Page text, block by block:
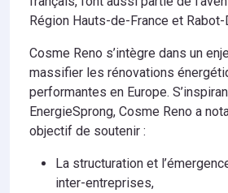
Région Hauts-de-France et Rabot-
Cosme Reno s’intègre dans un
massifier les rénovations
performantes en Europe.
EnergieSprong, Cosme Reno a
objectif de soutenir :
La structuration et
inter-entreprises,